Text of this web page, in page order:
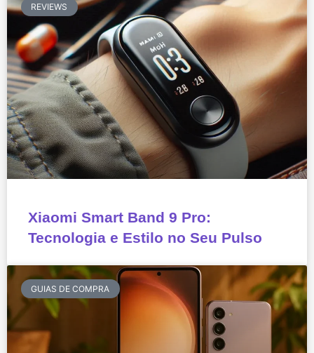
REVIEWS
Xiaomi Smart Band 9 Pro:
Tecnologia e Estilo no Seu Pulso
GUIAS DE COMPRA